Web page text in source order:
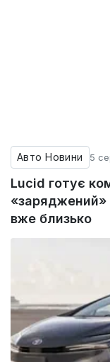
Авто Новини 5
Lucid готує
вже близько